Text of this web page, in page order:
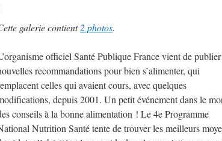
galerie contient2 photos.
officiel Santé Publique France vient de publier
recommandations pour bien s’alimenter, qui
celles qui avaient cours, avec quelques
depuis 2001. Un petit événement dans le
conseils à la bonne alimentation ! Le 4e Programme
Nutrition Santé tente de trouver les meilleurs